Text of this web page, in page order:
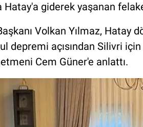
giderek yaşanan
Volkan Yılmaz, Hatay
depremi açısından Silivri
Cem Güner'e anlattı.